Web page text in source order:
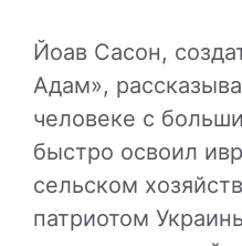
Йоав Сасон,
Адам»,
человеке с
быстро освоил
сельском
патриотом